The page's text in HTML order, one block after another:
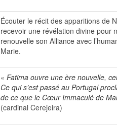
Écouter le récit des apparitions de
recevoir une révélation divine pour
renouvelle son Alliance avec
Marie.
« Fatima ouvre une ère nouvelle,
Ce qui s’est passé au Portugal
de ce que le Cœur Immaculé de
(cardinal Cerejeira)